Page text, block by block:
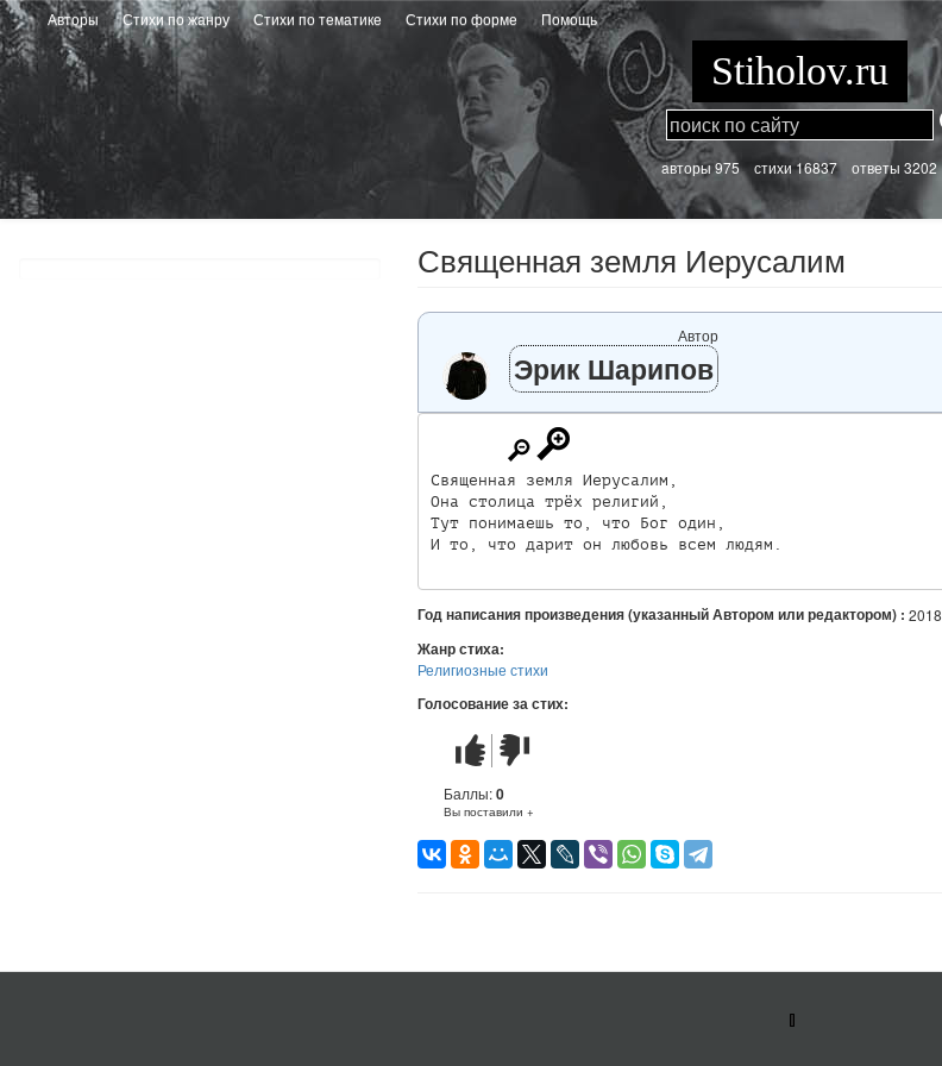
Перейти
к
основному
содержанию
Авторы Стихи по жанру Стихи по тематике Стихи по форме Помощь
Stiholov.ru
aвторы 975 стихи16837 ответы 3202
Священная земля Иерусалим
Автор
Эрик Шарипов
Священная земля Иерусалим,
Она столица трёх религий,
Тут понимаешь то, что Бог один,
И то, что дарит он любовь всем людям.
Год написания произведения (указанный Автором или редактором) : 2018
Жанр стиха:
Религиозные стихи
Голосование за стих:
Стих
понравился
Стих
не
понравился
Баллы:0
Вы поставили +